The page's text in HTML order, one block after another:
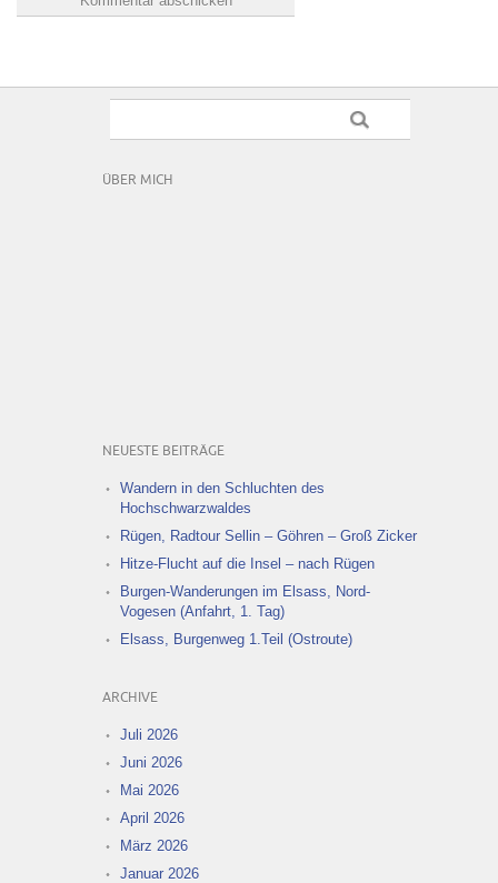
ÜBER MICH
NEUESTE BEITRÄGE
Wandern in den Schluchten des
Hochschwarzwaldes
Rügen, Radtour Sellin – Göhren – Groß Zicker
Hitze-Flucht auf die Insel – nach Rügen
Burgen-Wanderungen im Elsass, Nord-
Vogesen (Anfahrt, 1. Tag)
Elsass, Burgenweg 1.Teil (Ostroute)
ARCHIVE
Juli 2026
Juni 2026
Mai 2026
April 2026
März 2026
Januar 2026